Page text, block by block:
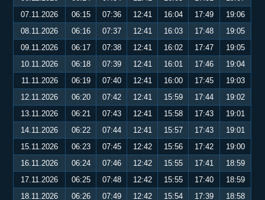
07.11.2026
06:15 07:36 12:41 16:04 17:49
19:06
08.11.2026
06:16 07:37 12:41 16:03 17:48
19:05
09.11.2026
06:17 07:38 12:41 16:02 17:47
19:05
10.11.2026
06:18 07:39 12:41 16:01 17:46
19:04
11.11.2026
06:19 07:40 12:41 16:00 17:45
19:03
12.11.2026
06:20 07:42 12:41 15:59 17:44
19:02
13.11.2026
06:21 07:43 12:41 15:58 17:43
19:01
14.11.2026
06:22 07:44 12:41 15:57 17:43
19:01
15.11.2026
06:23 07:45 12:42 15:56 17:42
19:00
16.11.2026
06:24 07:46 12:42 15:55 17:41
18:59
17.11.2026
06:25 07:48 12:42 15:55 17:40
18:59
18.11.2026
06:26 07:49 12:42 15:54 17:39
18:58